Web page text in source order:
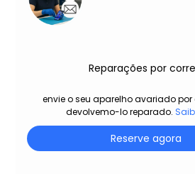
Reparações por
envie o seu aparelho avariado por
devolvemo-lo reparado.
Reserve agora